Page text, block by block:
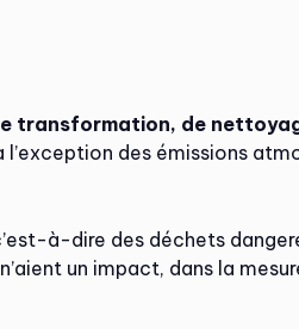
transformation, de
l’exception des émissions
à-dire des déchets
un impact, dans la